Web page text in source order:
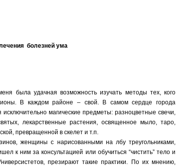
болезней ума
была удачная возможность изучать методы тех, кого
В каждом районе – свой. В самом сердце города
магические предметы: разноцветные свечи,
лекарственные растения, освященное мыло, таро,
превращенной в скелет и т.п.
женщины с нарисованными на лбу треугольниками,
к ним за консультацией или обучиться “чистить” тело и
презирают такие практики. По их мнению,